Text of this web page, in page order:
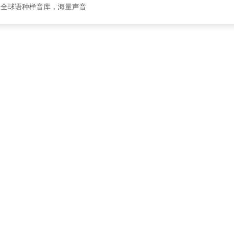
全球语种样音库，海量声音